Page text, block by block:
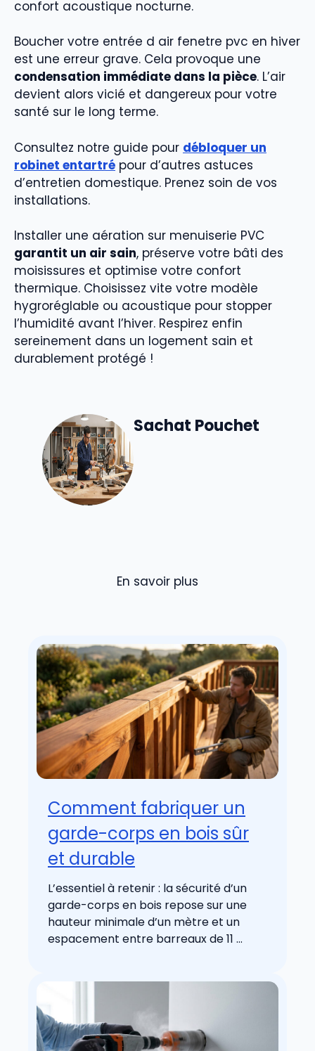
confort acoustique nocturne.
Boucher votre entrée d air fenetre pvc en hiver
est une erreur grave. Cela provoque une
condensation immédiate dans la pièce. L’air
devient alors vicié et dangereux pour votre
santé sur le long terme.
Consultez notre guide pour débloquer un
robinet entartré pour d’autres astuces
d’entretien domestique. Prenez soin de vos
installations.
Installer une aération sur menuiserie PVC
garantit un air sain, préserve votre bâti des
moisissures et optimise votre confort
thermique. Choisissez vite votre modèle
hygroréglable ou acoustique pour stopper
l’humidité avant l’hiver. Respirez enfin
sereinement dans un logement sain et
durablement protégé !
Sachat Pouchet
En savoir plus
Comment fabriquer un
garde-corps en bois sûr
et durable
L’essentiel à retenir : la sécurité d’un
garde-corps en bois repose sur une
hauteur minimale d’un mètre et un
espacement entre barreaux de 11 ...